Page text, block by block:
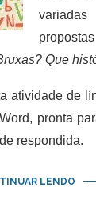
Que
atividade de
pronta
respondida.
LENDO